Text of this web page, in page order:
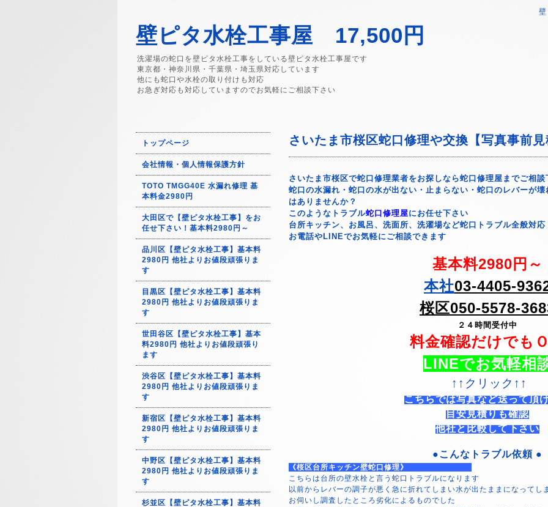
壁ピタ水栓工事屋 17,500円
洗濯場の蛇口を壁ピタ水栓工事をしている壁ピタ水栓工事屋です
東京都・神奈川県・千葉県・埼玉県対応しています
他にも蛇口や水栓の取り付けも対応
お急ぎ対応も対応していますのでお気軽にご相談下さい
さいたま市桜区蛇口修理や交換【写真事前
さいたま市桜区で蛇口修理業者をお探しなら蛇口修理屋までご相談
蛇口の水漏れ・蛇口の水が出ない・止まらない・蛇口のレバーが
はありませんか？
このようなトラブル蛇口修理屋にお任せ下さい
台所キッチン、お風呂、洗面所、洗濯場など蛇口トラブル全般対応
お電話やLINEでお気軽にご相談できます
基本料2980円～
本社03-4405-
桜区050-5578-
２４時間受付中
料金確認だけでも
LINEでお気軽相
↑↑クリック↑↑
こちらでは写真など送って頂
目安見積りも確認
他社と比較して下さい
●こんなトラブル依頼 ●
《桜区台所キッチン壁蛇口修理》
こちらは台所の壁水栓と言う蛇口トラブルになります
以前からレバーの調子が悪く急に折れてしまい水が出たままになってし
お伺いし調査したところ劣化によるものでした
トップページ
会社情報・個人情報保護方針
TOTO TMGG40E 水漏れ修理 基
本料金2980円
大田区で【壁ピタ水栓工事】をお
任せ下さい！基本料2980円～
品川区【壁ピタ水栓工事】基本料
2980円 他社よりお値段頑張りま
す
目黒区【壁ピタ水栓工事】基本料
2980円 他社よりお値段頑張りま
す
世田谷区【壁ピタ水栓工事】基本
料2980円 他社よりお値段頑張り
ます
渋谷区【壁ピタ水栓工事】基本料
2980円 他社よりお値段頑張りま
す
新宿区【壁ピタ水栓工事】基本料
2980円 他社よりお値段頑張りま
す
中野区【壁ピタ水栓工事】基本料
2980円 他社よりお値段頑張りま
す
杉並区【壁ピタ水栓工事】基本料